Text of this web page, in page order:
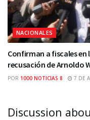
NACIONALES
Confirman a fiscales
recusación de Arnoldo
POR 1000 NOTICIAS 8 7 DE
Discussion